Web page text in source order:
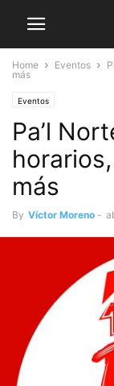
Home Eventos
más
Eventos
Pa’l
más
By Víctor Moreno -